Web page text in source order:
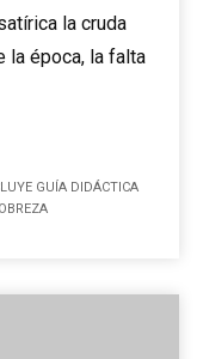
GUÍA DIDÁCTICA
la cruda
la época, la falta